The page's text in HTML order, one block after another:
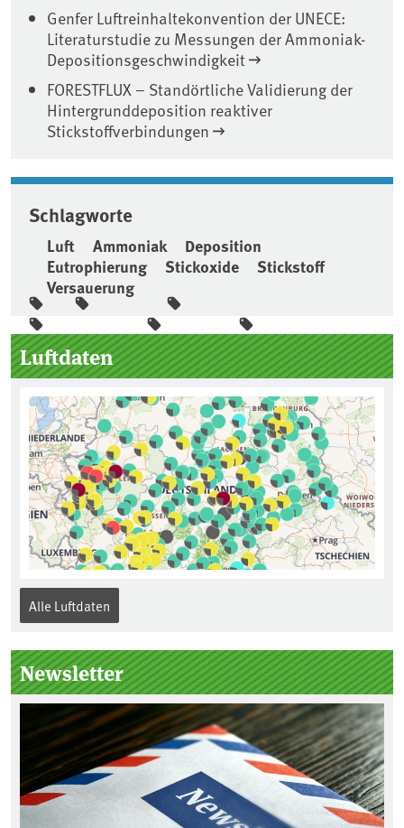
Genfer Luftreinhaltekonvention der UNECE:
Literaturstudie zu Messungen der Ammoniak-
Depositionsgeschwindigkeit
FORESTFLUX – Standörtliche Validierung der
Hintergrunddeposition reaktiver
Stickstoffverbindungen
Schlagworte
Luft Ammoniak
Deposition
Eutrophierung
Stickoxide
Stickstoff
Versauerung
Seitenleiste
Luftdaten
Alle Luftdaten
Newsletter